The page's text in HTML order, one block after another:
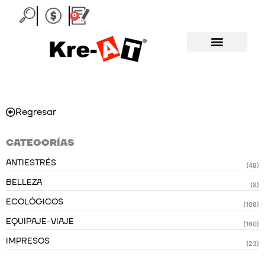
0
Carrito
Regresar
CATEGORÍAS
ANTIESTRÉS (48)
BELLEZA (8)
ECOLÓGICOS (108)
EQUIPAJE-VIAJE (160)
IMPRESOS (23)